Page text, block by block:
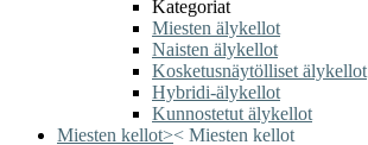
Kategoriat
Miesten älykellot
Naisten älykellot
Kosketusnäytölliset älykellot
Hybridi-älykellot
Kunnostetut älykellot
Miesten kellot>< Miesten kellot